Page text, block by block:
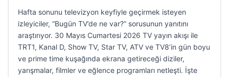
Hafta sonunu televizyon keyfiyle geçirmek isteyen
izleyiciler, “Bugün TV’de ne var?” sorusunun yanıtını
araştırıyor. 30 Mayıs Cumartesi 2026 TV yayın akışı ile
TRT1, Kanal D, Show TV, Star TV, ATV ve TV8’in gün boyu
ve prime time kuşağında ekrana getireceği diziler,
yarışmalar, filmler ve eğlence programları netleşti. İşte